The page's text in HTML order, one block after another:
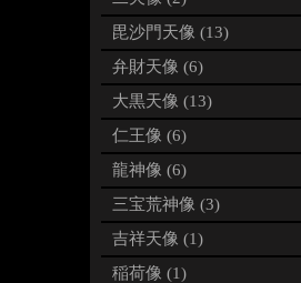
毘沙門天像 (13)
弁財天像 (6)
大黒天像 (13)
仁王像 (6)
龍神像 (6)
三宝荒神像 (3)
吉祥天像 (1)
稲荷像 (1)